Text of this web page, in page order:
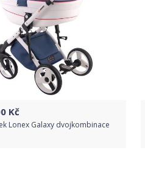
Kč
Lonex Galaxy dvojkombinace